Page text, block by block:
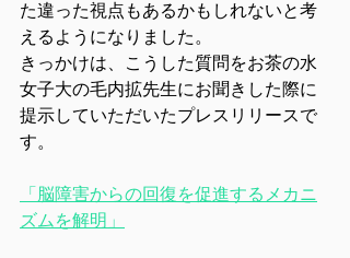
た違った視点もあるかもしれないと考
えるようになりました。
きっかけは、こうした質問をお茶の水
女子大の毛内拡先生にお聞きした際に
提示していただいたプレスリリースで
す。
「脳障害からの回復を促進するメカニ
ズムを解明」